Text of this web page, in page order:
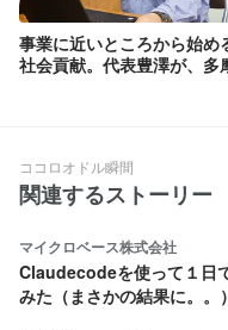
事業に近いところから始め
社会貢献。代表豊澤が、多
ココロオドル瞬間
関連するストーリー
マイクロベース株式会社
Claudecodeを使って１日
みた（まさかの結果に。。）